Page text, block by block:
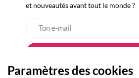
et nouveautés avant tout le monde ?
Paramètres des cookies